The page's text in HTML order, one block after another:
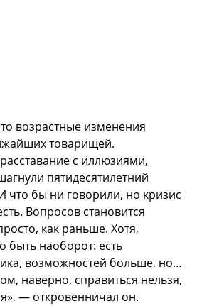
возрастные изменения
товарищей.
с иллюзиями,
пятидесятилетний
что бы ни говорили, но кризис
Вопросов становится
как раньше. Хотя,
быть наоборот: есть
возможностей больше, но…
наверно, справиться нельзя,
— откровенничал он.